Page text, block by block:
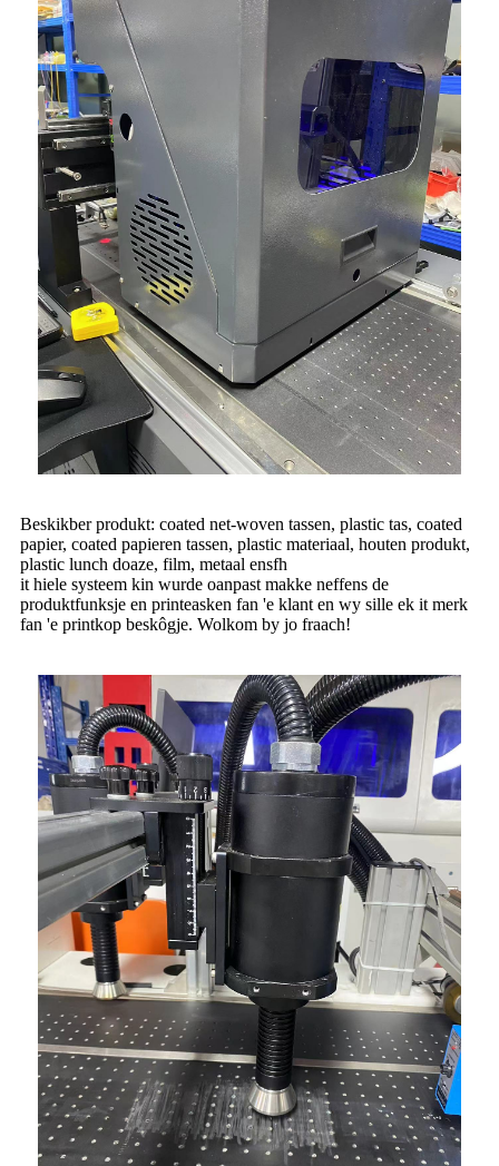
Beskikber produkt: coated net-woven tassen, plastic tas, coated
papier, coated papieren tassen, plastic materiaal, houten produkt,
plastic lunch doaze, film, metaal ensfh
it hiele systeem kin wurde oanpast makke neffens de
produktfunksje en printeasken fan 'e klant en wy sille ek it merk
fan 'e printkop beskôgje. Wolkom by jo fraach!